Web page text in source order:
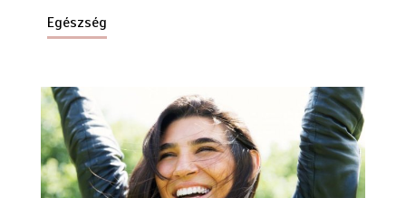
Egészség